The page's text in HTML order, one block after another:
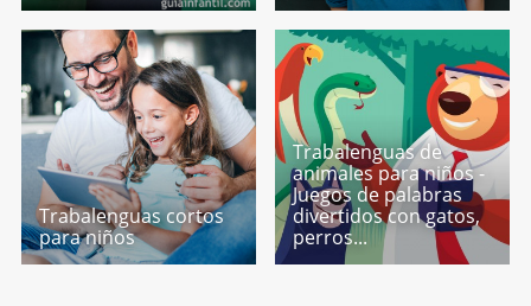
Trabalenguas cortos
para niños
Trabalenguas de
animales para niños -
Juegos de palabras
divertidos con gatos,
perros...